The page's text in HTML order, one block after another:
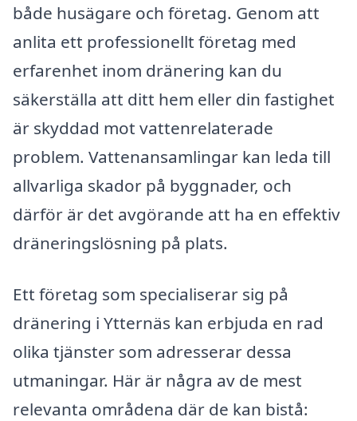
både husägare och företag. Genom att
anlita ett professionellt företag med
erfarenhet inom dränering kan du
säkerställa att ditt hem eller din fastighet
är skyddad mot vattenrelaterade
problem. Vattenansamlingar kan leda till
allvarliga skador på byggnader, och
därför är det avgörande att ha en effektiv
dräneringslösning på plats.
Ett företag som specialiserar sig på
dränering i Ytternäs kan erbjuda en rad
olika tjänster som adresserar dessa
utmaningar. Här är några av de mest
relevanta områdena där de kan bistå: